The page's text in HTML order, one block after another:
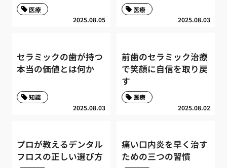
2025.08.05
医療
2025.08.03
医療
セラミックの歯が持つ
本当の価値とは何か
2025.08.03
知識
前歯のセラミック治療
で笑顔に自信を取り戻
す
2025.08.02
医療
プロが教えるデンタル
フロスの正しい選び方
痛い口内炎を早く治す
ための三つの習慣